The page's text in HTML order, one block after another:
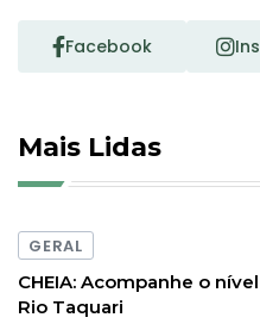
Facebook
Mais Lidas
GERAL
CHEIA: Acompanhe o
Rio Taquari